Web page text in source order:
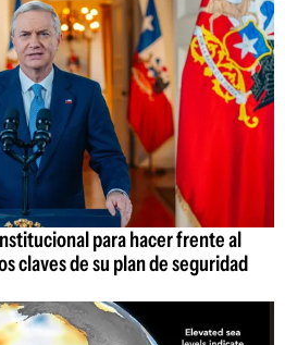
para hacer frente al
claves de su plan de seguridad